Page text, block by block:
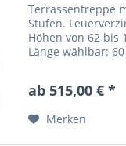
Terrassentreppe
Stufen.
Höhen von 62 bis
Länge wählbar:
Wahl. Trittsicher
ab 515,00 € *
Merken